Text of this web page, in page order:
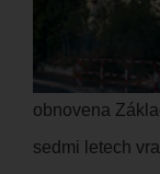
obnovena
sedmi letech